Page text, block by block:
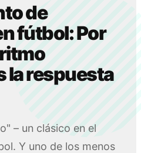
de
fútbol: Por
la respuesta
– un clásico en el
Y uno de los menos